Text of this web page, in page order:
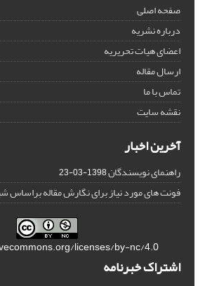
صفحه اصلی
درباره نشریه
اعضای هیات تحریریه
ارسال مقاله
تماس با ما
نقشه سایت
آخرین اخبار
راهنمای نویسندگان1398-03-23
فونت های مورد نیاز برای نگارش مقاله براساس
licenses/by-nc/4.0/
اشتراک خبرنامه